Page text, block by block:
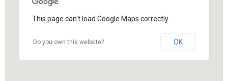
This page can't load Google Maps correctly.
Do you own this website? OK